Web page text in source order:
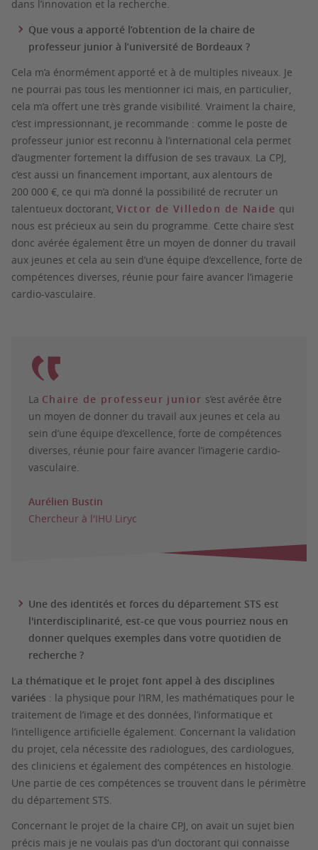
dans l’innovation et la recherche.
Que vous a apporté l’obtention de la chaire de
professeur junior à l’université de Bordeaux ?
Cela m’a énormément apporté et à de multiples niveaux. Je
ne pourrai pas tous les mentionner ici mais, en particulier,
cela m’a offert une très grande visibilité. Vraiment la chaire,
c’est impressionnant, je recommande : comme le poste de
professeur junior est reconnu à l’international cela permet
d’augmenter fortement la diffusion de ses travaux. La CPJ,
c’est aussi un financement important, aux alentours de
200 000 €, ce qui m’a donné la possibilité de recruter un
talentueux doctorant, Victor de Villedon de Naide qui
nous est précieux au sein du programme. Cette chaire s’est
donc avérée également être un moyen de donner du travail
aux jeunes et cela au sein d’une équipe d’excellence, forte de
compétences diverses, réunie pour faire avancer l’imagerie
cardio-vasculaire.
La Chaire de professeur junior s’est avérée être
un moyen de donner du travail aux jeunes et cela au
sein d’une équipe d’excellence, forte de compétences
diverses, réunie pour faire avancer l’imagerie cardio-
vasculaire.
Aurélien Bustin
Chercheur à l'IHU Liryc
Une des identités et forces du département STS est
l'interdisciplinarité, est-ce que vous pourriez nous en
donner quelques exemples dans votre quotidien de
recherche ?
La thématique et le projet font appel à des disciplines
variées : la physique pour l’IRM, les mathématiques pour le
traitement de l’image et des données, l’informatique et
l’intelligence artificielle également. Concernant la validation
du projet, cela nécessite des radiologues, des cardiologues,
des cliniciens et également des compétences en histologie.
Une partie de ces compétences se trouvent dans le périmètre
du département STS.
Concernant le projet de la chaire CPJ, on avait un sujet bien
précis mais je ne voulais pas d’un doctorant qui connaisse